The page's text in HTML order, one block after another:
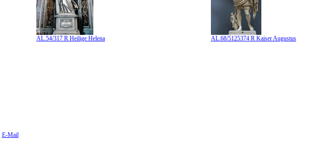
AL.54/317 R Heilige Helena AL.68/5125374 R Kaiser Augustus
E-Mail